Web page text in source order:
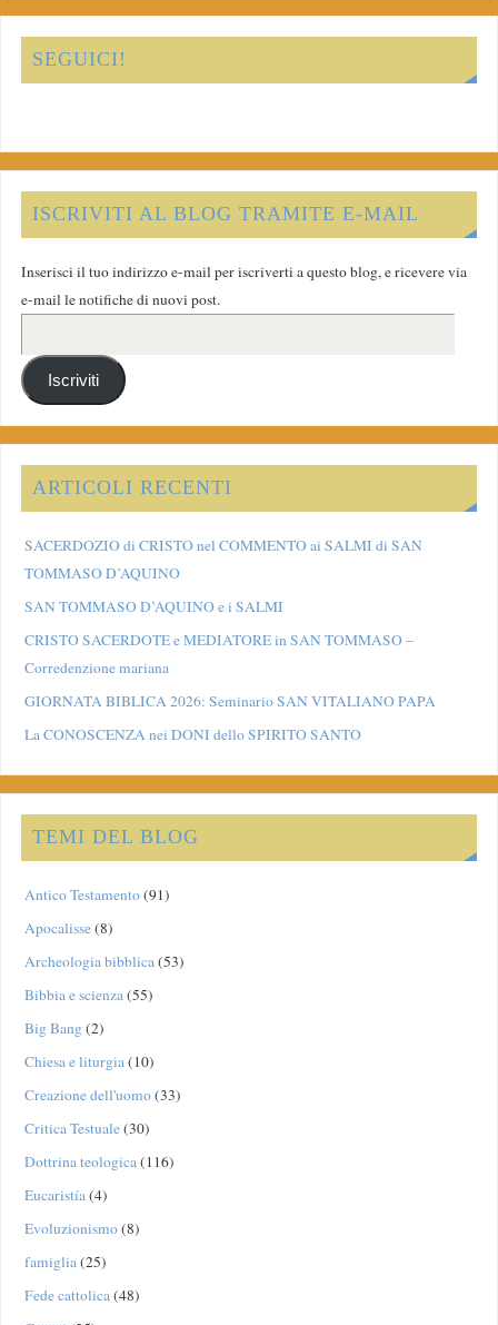
SEGUICI!
ISCRIVITI AL BLOG TRAMITE E-MAIL
Inserisci il tuo indirizzo e-mail per iscriverti a questo blog, e ricevere via
e-mail le notifiche di nuovi post.
Iscriviti
ARTICOLI RECENTI
SACERDOZIO di CRISTO nel COMMENTO ai SALMI di SAN
TOMMASO D’AQUINO
SAN TOMMASO D’AQUINO e i SALMI
CRISTO SACERDOTE e MEDIATORE in SAN TOMMASO –
Corredenzione mariana
GIORNATA BIBLICA 2026: Seminario SAN VITALIANO PAPA
La CONOSCENZA nei DONI dello SPIRITO SANTO
TEMI DEL BLOG
Antico Testamento(91)
Apocalisse(8)
Archeologia bibblica(53)
Bibbia e scienza(55)
Big Bang(2)
Chiesa e liturgia(10)
Creazione dell'uomo(33)
Critica Testuale(30)
Dottrina teologica(116)
Eucaristía(4)
Evoluzionismo(8)
famiglia(25)
Fede cattolica(48)